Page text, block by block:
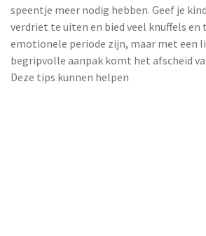
speentje meer nodig hebben. Geef je
verdriet te uiten en bied veel knuffels en
emotionele periode zijn, maar met een
begripvolle aanpak komt het afscheid
Deze tips kunnen helpen